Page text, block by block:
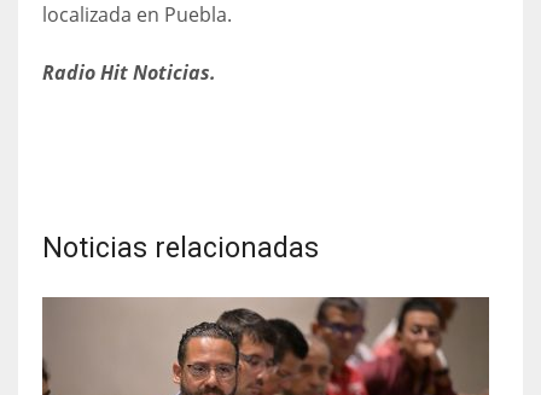
localizada en Puebla.
Radio Hit Noticias.
Noticias relacionadas